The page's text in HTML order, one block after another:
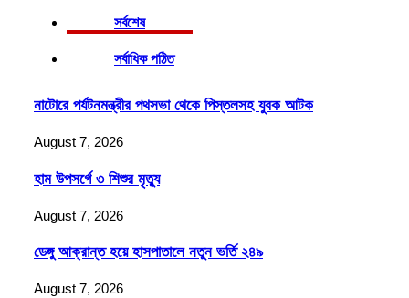
সর্বশেষ
সর্বাধিক পঠিত
নাটোরে পর্যটনমন্ত্রীর পথসভা থেকে পিস্তলসহ যুবক আটক
August 7, 2026
হাম উপসর্গে ৩ শিশুর মৃত্যু
August 7, 2026
ডেঙ্গু আক্রান্ত হয়ে হাসপাতালে নতুন ভর্তি ২৪৯
August 7, 2026